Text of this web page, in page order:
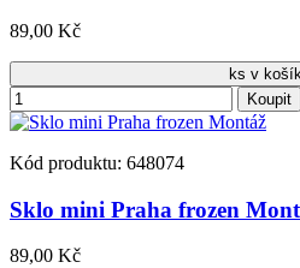
89,00 Kč
ks v
Koupit
Kód produktu: 648074
Sklo mini Praha frozen
89,00 Kč